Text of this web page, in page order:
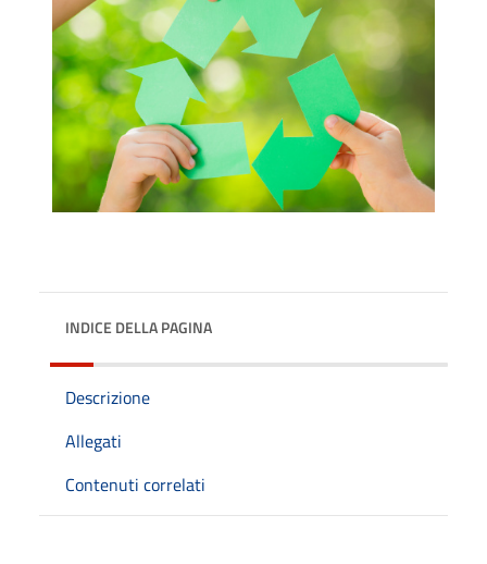
INDICE DELLA PAGINA
Descrizione
Allegati
Contenuti correlati